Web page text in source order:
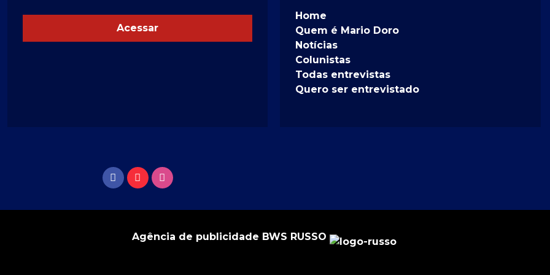
Acessar
Home
Quem é Mario Doro
Notícias
Colunistas
Todas entrevistas
Quero ser entrevistado
Agência de publicidade BWS RUSSO